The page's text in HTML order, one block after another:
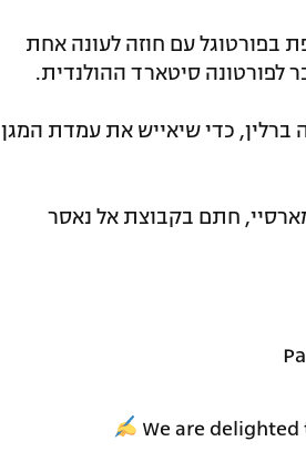
נוספת בפורטוגל עם חוזה לעונה אחת
לפורטונה סיטארד ההולנדית.
ברלין, כדי שיאייש את עמדת המגן
את חוזהו במארסיי, חתם בקבוצת אל נאסר
We are